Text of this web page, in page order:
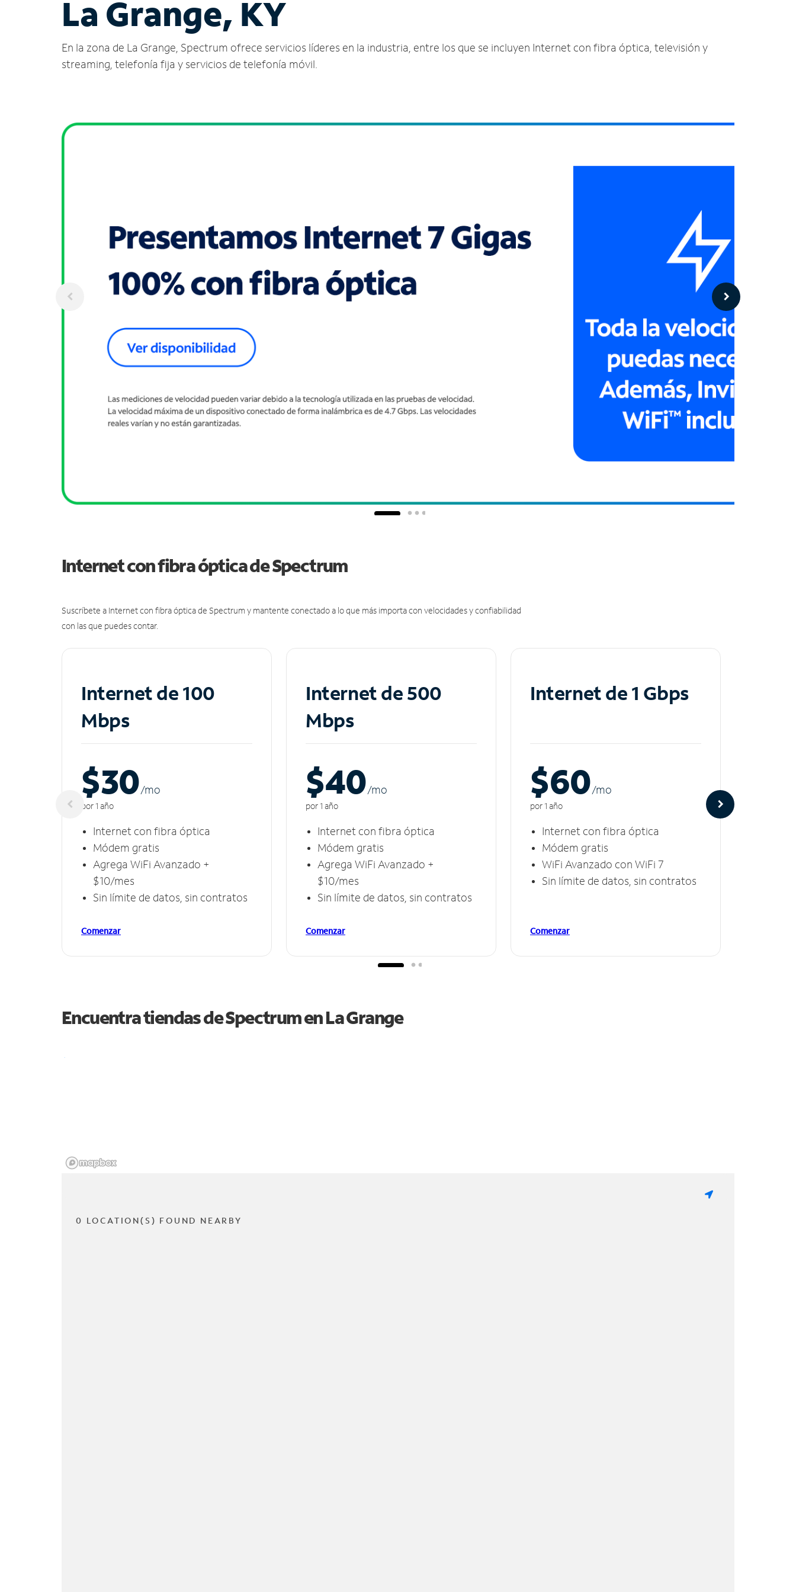
La Grange, KY
En la zona de La Grange, Spectrum ofrece servicios líderes en la industria, entre los que se incluyen Internet con fibra óptica, televisión y
streaming, telefonía fija y servicios de telefonía móvil.
Internet con fibra óptica de Spectrum
Suscríbete a Internet con fibra óptica de Spectrum y mantente conectado a lo que más importa con velocidades y confiabilidad
con las que puedes contar.
Internet de 100
Mbps
$30/mo
por 1 año
Internet con fibra óptica
Módem gratis
Agrega WiFi Avanzado +
$10/mes
Sin límite de datos, sin contratos
Comenzar
Internet de 500
Mbps
$40/mo
por 1 año
Internet con fibra óptica
Módem gratis
Agrega WiFi Avanzado +
$10/mes
Sin límite de datos, sin contratos
Comenzar
Internet de 1 Gbps
$60/mo
por 1 año
Internet con fibra óptica
Módem gratis
WiFi Avanzado con WiFi 7
Sin límite de datos, sin contratos
Comenzar
Encuentra tiendas de Spectrum enLa Grange
0 LOCATION(S) FOUND NEARBY